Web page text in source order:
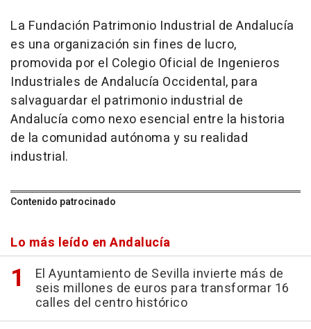
La Fundación Patrimonio Industrial de Andalucía
es una organización sin fines de lucro,
promovida por el Colegio Oficial de Ingenieros
Industriales de Andalucía Occidental, para
salvaguardar el patrimonio industrial de
Andalucía como nexo esencial entre la historia
de la comunidad autónoma y su realidad
industrial.
Contenido patrocinado
Lo más leído en Andalucía
El Ayuntamiento de Sevilla invierte más de
seis millones de euros para transformar 16
calles del centro histórico